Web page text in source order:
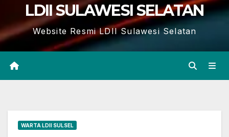
LDII SULAWESI SELATAN
Website Resmi LDII Sulawesi Selatan
WARTA LDII SULSEL